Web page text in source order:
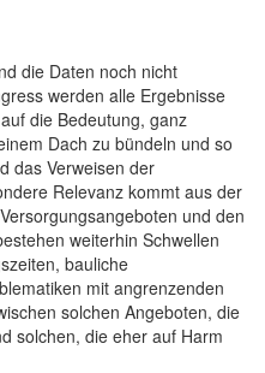
die Daten noch nicht
werden alle Ergebnisse
die Bedeutung, ganz
Dach zu bündeln und so
das Verweisen der
Relevanz kommt aus der
und den
weiterhin Schwellen
bauliche
mit angrenzenden
solchen Angeboten, die
solchen, die eher auf Harm